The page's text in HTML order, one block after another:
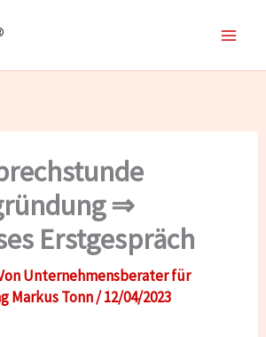
⇒
Erstgespräch
Unternehmensberater für
Markus Tonn/12/04/2023